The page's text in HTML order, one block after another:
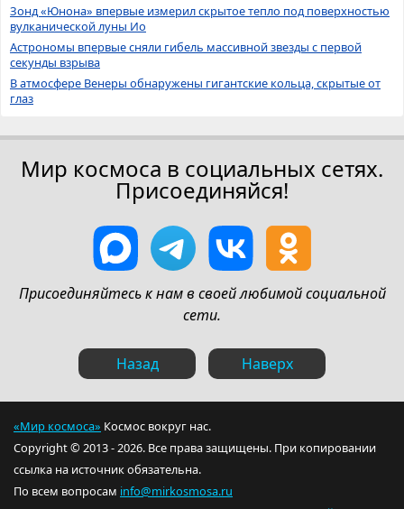
Зонд «Юнона» впервые измерил скрытое тепло под поверхностью
вулканической луны Ио
Астрономы впервые сняли гибель массивной звезды с первой
секунды взрыва
В атмосфере Венеры обнаружены гигантские кольца, скрытые от
глаз
Мир космоса в социальных сетях.
Присоединяйся!
Присоединяйтесь к нам в своей любимой социальной
сети.
Назад Наверх
«Мир космоса» Космос вокруг нас.
Copyright © 2013 - 2026. Все права защищены. При копировании
ссылка на источник обязательна.
По всем вопросам info@mirkosmosa.ru